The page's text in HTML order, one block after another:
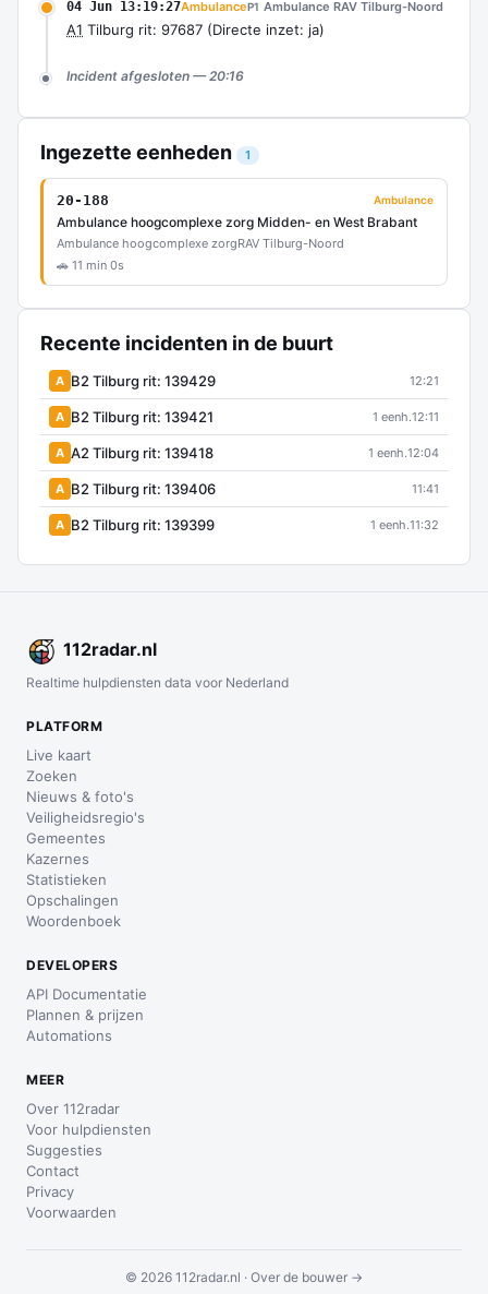
04 Jun 13:19:27AmbulanceP1 Ambulance RAV Tilburg-Noord
A1 Tilburg rit: 97687 (Directe inzet: ja)
Incident afgesloten — 20:16
Ingezette eenheden 1
20-188 Ambulance
Ambulance hoogcomplexe zorg Midden- en West Brabant
Ambulance hoogcomplexe zorgRAV Tilburg-Noord
🚗 11 min 0s
Recente incidenten in de buurt
A B2 Tilburg rit: 139429 12:21
A B2 Tilburg rit: 139421 1 eenh.12:11
A A2 Tilburg rit: 139418 1 eenh.12:04
A B2 Tilburg rit: 139406 11:41
A B2 Tilburg rit: 139399 1 eenh.11:32
112radar.nl
Realtime hulpdiensten data voor Nederland
PLATFORM
Live kaart
Zoeken
Nieuws & foto's
Veiligheidsregio's
Gemeentes
Kazernes
Statistieken
Opschalingen
Woordenboek
DEVELOPERS
API Documentatie
Plannen & prijzen
Automations
MEER
Over 112radar
Voor hulpdiensten
Suggesties
Contact
Privacy
Voorwaarden
© 2026 112radar.nl · Over de bouwer →